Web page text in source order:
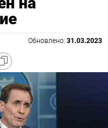
Обновлено: 31.03.2023